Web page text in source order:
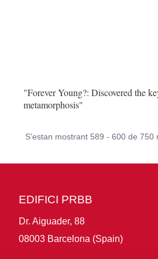
"Forever Young?: Discovered the
metamorphosis"
S'estan mostrant 589 - 600 de 750
EDIFICI PRBB
Dr. Aiguader, 88
08003 Barcelona (Spain)